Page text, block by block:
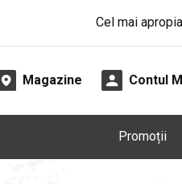
Cel mai
Magazine Contul
Promoții